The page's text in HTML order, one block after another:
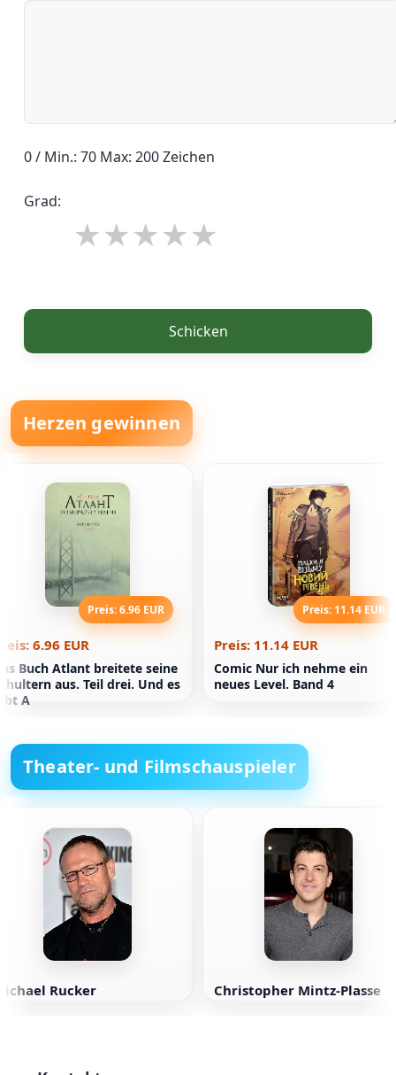
0 / Min.: 70 Max: 200 Zeichen
Grad:
Schicken
Herzen gewinnen
Preis: 6.96 EUR
6.96 EUR
Buch Atlant breitete seine
aus. Teil drei. Und es
A
Preis: 11.14 EUR
Preis: 11.14 EUR
Comic Nur ich nehme ein
neues Level. Band 4
Theater- und Filmschauspieler
Rucker Christopher Mintz-Plasse